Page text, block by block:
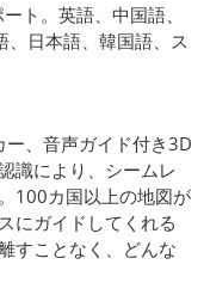
ト。英語、中国語、
、日本語、韓国語、ス
ー、音声ガイド付き3D
識により、シームレ
100カ国以上の地図が
にガイドしてくれる
すことなく、どんな